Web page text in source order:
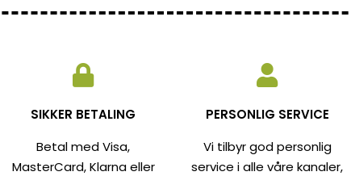
SIKKER BETALING
Betal med Visa,
MasterCard, Klarna eller
PERSONLIG SERVICE
Vi tilbyr god personlig
service i alle våre kanaler,